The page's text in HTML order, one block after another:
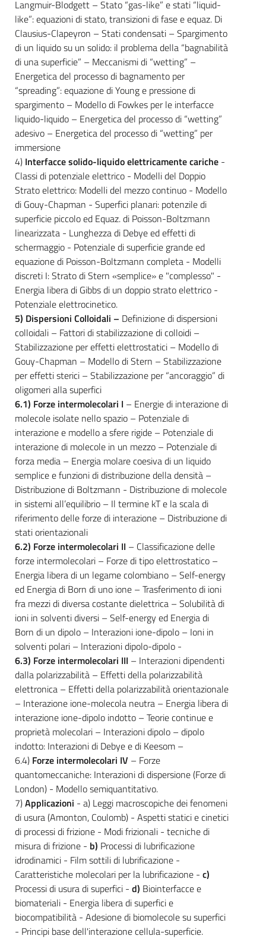
Langmuir-Blodgett – Stato “gas-like” e stati “liquid-
like”: equazioni di stato, transizioni di fase e equaz. Di
Clausius-Clapeyron – Stati condensati – Spargimento
di un liquido su un solido: il problema della “bagnabilità
di una superficie” – Meccanismi di “wetting” –
Energetica del processo di bagnamento per
“spreading”: equazione di Young e pressione di
spargimento – Modello di Fowkes per le interfacce
liquido-liquido – Energetica del processo di “wetting”
adesivo – Energetica del processo di “wetting” per
immersione
4) Interfacce solido-liquido elettricamente cariche -
Classi di potenziale elettrico - Modelli del Doppio
Strato elettrico: Modelli del mezzo continuo - Modello
di Gouy-Chapman - Superfici planari: potenzile di
superficie piccolo ed Equaz. di Poisson-Boltzmann
linearizzata - Lunghezza di Debye ed effetti di
schermaggio - Potenziale di superficie grande ed
equazione di Poisson-Boltzmann completa - Modelli
discreti I: Strato di Stern «semplice» e "complesso" -
Energia libera di Gibbs di un doppio strato elettrico -
Potenziale elettrocinetico.
5) Dispersioni Colloidali – Definizione di dispersioni
colloidali – Fattori di stabilizzazione di colloidi –
Stabilizzazione per effetti elettrostatici – Modello di
Gouy-Chapman – Modello di Stern – Stabilizzazione
per effetti sterici – Stabilizzazione per “ancoraggio” di
oligomeri alla superfici
6.1) Forze intermolecolari I – Energie di interazione di
molecole isolate nello spazio – Potenziale di
interazione e modello a sfere rigide – Potenziale di
interazione di molecole in un mezzo – Potenziale di
forza media – Energia molare coesiva di un liquido
semplice e funzioni di distribuzione della densità –
Distribuzione di Boltzmann - Distribuzione di molecole
in sistemi all’equilibrio – Il termine kT e la scala di
riferimento delle forze di interazione – Distribuzione di
stati orientazionali
6.2) Forze intermolecolari II – Classificazione delle
forze intermolecolari – Forze di tipo elettrostatico –
Energia libera di un legame colombiano – Self-energy
ed Energia di Born di uno ione – Trasferimento di ioni
fra mezzi di diversa costante dielettrica – Solubilità di
ioni in solventi diversi – Self-energy ed Energia di
Born di un dipolo – Interazioni ione-dipolo – Ioni in
solventi polari – Interazioni dipolo-dipolo -
6.3) Forze intermolecolari III – Interazioni dipendenti
dalla polarizzabilità – Effetti della polarizzabilità
elettronica – Effetti della polarizzabilità orientazionale
– Interazione ione-molecola neutra – Energia libera di
interazione ione-dipolo indotto – Teorie continue e
proprietà molecolari – Interazioni dipolo – dipolo
indotto: Interazioni di Debye e di Keesom –
6.4) Forze intermolecolari IV – Forze
quantomeccaniche: Interazioni di dispersione (Forze di
London) - Modello semiquantitativo.
7)Applicazioni - a) Leggi macroscopiche dei fenomeni
di usura (Amonton, Coulomb) - Aspetti statici e cinetici
di processi di frizione - Modi frizionali - tecniche di
misura di frizione - b) Processi di lubrificazione
idrodinamici - Film sottili di lubrificazione -
Caratteristiche molecolari per la lubrificazione - c)
Processi di usura di superfici - d) Biointerfacce e
biomateriali - Energia libera di superfici e
biocompatibilità - Adesione di biomolecole su superfici
- Principi base dell'interazione cellula-superficie.